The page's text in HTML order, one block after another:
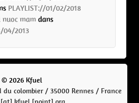
PLAYLIST://01/02/2018
mam dans
04/2013
© 2026 Kfuel
du colombier / 35000 Rennes / France